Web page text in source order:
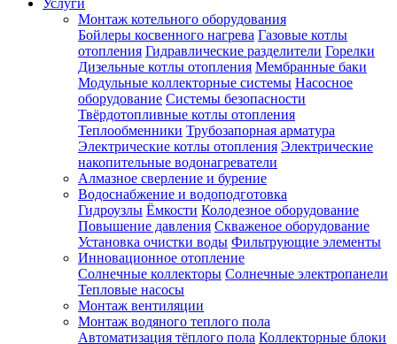
Услуги
Монтаж котельного оборудования
Бойлеры косвенного нагрева Газовые котлы
отопления Гидравлические разделители Горелки
Дизельные котлы отопления Мембранные баки
Модульные коллекторные системы Насосное
оборудование Системы безопасности
Твёрдотопливные котлы отопления
Теплообменники Трубозапорная арматура
Электрические котлы отопления Электрические
накопительные водонагреватели
Алмазное сверление и бурение
Водоснабжение и водоподготовка
Гидроузлы Ёмкости Колодезное оборудование
Повышение давления Скваженое оборудование
Установка очистки воды Фильтрующие элементы
Инновационное отопление
Солнечные коллекторы Солнечные электропанели
Тепловые насосы
Монтаж вентиляции
Монтаж водяного теплого пола
Автоматизация тёплого пола Коллекторные блоки